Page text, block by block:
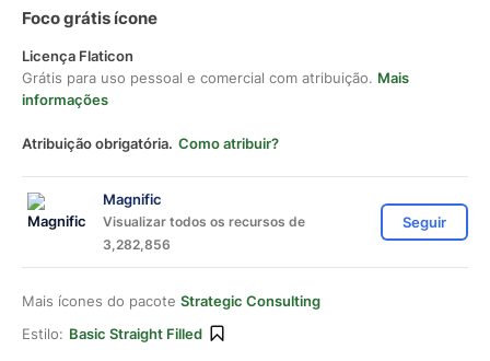
Foco grátis ícone
Licença Flaticon
Grátis para uso pessoal e comercial com atribuição. Mais
informações
Atribuição obrigatória. Como atribuir?
Magnific
Visualizar todos os recursos de
3,282,856
Seguir
Mais ícones do pacote Strategic Consulting
Estilo: Basic Straight Filled